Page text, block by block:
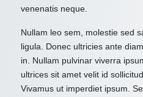
venenatis neque.
Nullam leo sem, molestie sed
ligula. Donec ultricies ante
in. Nullam pulvinar viverra
ultrices sit amet velit id
Vivamus ut imperdiet ipsum.